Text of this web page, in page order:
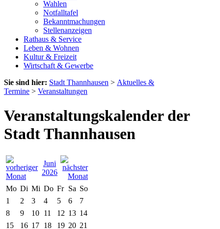
Wahlen
Notfalltafel
Bekanntmachungen
Stellenanzeigen
Rathaus & Service
Leben & Wohnen
Kultur & Freizeit
Wirtschaft & Gewerbe
Sie sind hier: Stadt Thannhausen > Aktuelles &
Termine > Veranstaltungen
Veranstaltungskalender der
Stadt Thannhausen
Juni
2026
Mo Di Mi Do Fr Sa So
1
2 3 4 5 6
7
8
9 10 11 12 13 14
15
16 17 18 19 20 21